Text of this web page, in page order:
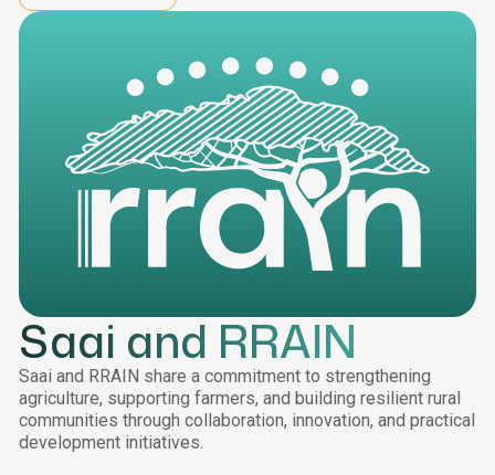
Saai and RRAIN
Saai and RRAIN share a commitment to strengthening
agriculture, supporting farmers, and building resilient rural
communities through collaboration, innovation, and practical
development initiatives.